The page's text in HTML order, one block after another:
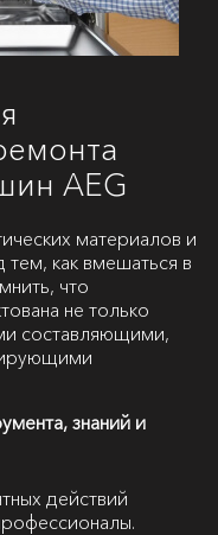
AEG
материалов и
тем, как вмешаться в
что
не только
составляющими,
знаний и
действий